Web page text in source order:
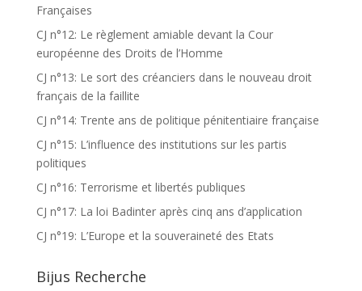
Françaises
CJ n°12: Le règlement amiable devant la Cour
européenne des Droits de l’Homme
CJ n°13: Le sort des créanciers dans le nouveau droit
français de la faillite
CJ n°14: Trente ans de politique pénitentiaire française
CJ n°15: L’influence des institutions sur les partis
politiques
CJ n°16: Terrorisme et libertés publiques
CJ n°17: La loi Badinter après cinq ans d’application
CJ n°19: L’Europe et la souveraineté des Etats
Bijus Recherche